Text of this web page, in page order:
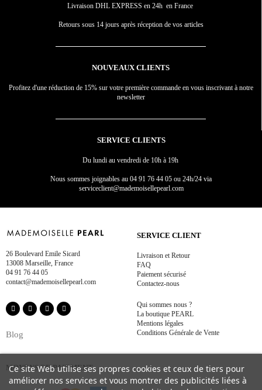
Livraison DHL EXPRESS en 24h en France
Retours sous 14 jours après réception de vos articles
NOUVEAUX CLIENTS
Profitez d'une réduction de 15% sur votre première commande en vous inscrivant à notre
newsletter
SERVICE CLIENTS
Du lundi au vendredi de 10h à 19h
Nous sommes joignables au 04 91 76 44 05 ou 24h/24 via
serviceclient@mademoisellepearl.com
26 Boulevard Emile Sicard
13008 Marseille, France
04 91 76 44 05
contact@mademoisellepearl.com
Blog
SERVICE CLIENT
Livraison et Retour
FAQ
Paiement sécurisé
Contactez-nous
Qui sommes nous ?
La boutique PEARL
Mentions légales
Conditions Générale de Vente
MOYENS DE PAIEMENT
Ce site Web utilise ses propres cookies et ceux de tiers pour
améliorer nos services et vous montrer des publicités liées à